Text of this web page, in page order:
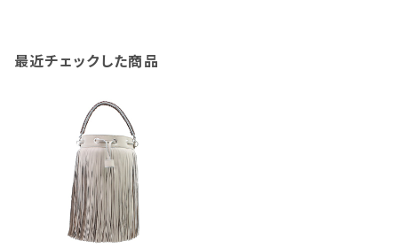
最近チェックした商品